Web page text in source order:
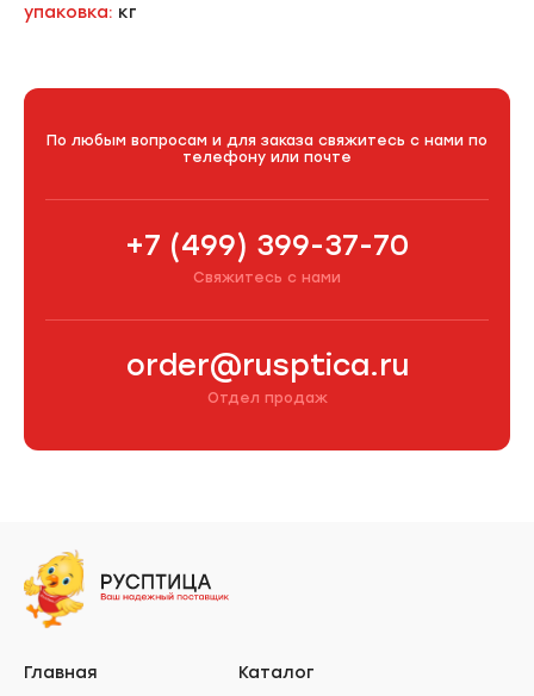
упаковка: кг
По любым вопросам и для заказа свяжитесь с нами по
телефону или почте
+7 (499) 399-37-70
Свяжитесь с нами
order@rusptica.ru
Отдел продаж
Главная Каталог